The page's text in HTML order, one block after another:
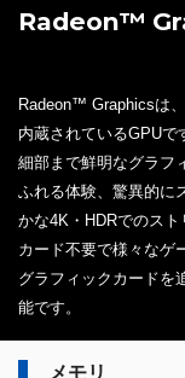
Radeon™
Radeon™ Graphicsは
内蔵されているGPUで
細部まで鮮明なグラフ
ふれる体験、驚異的に
かな4K・HDRでのス
カード不要で様々なゲ
グラフィックカードを
能です。
メモリ